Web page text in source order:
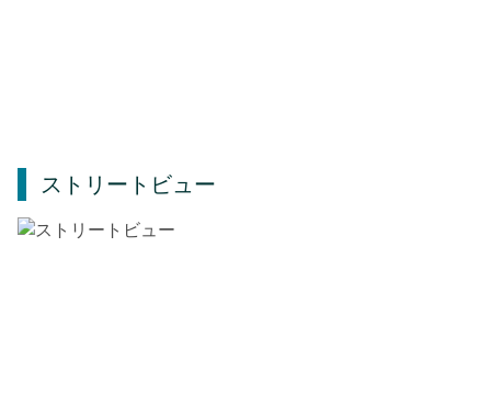
ストリートビュー